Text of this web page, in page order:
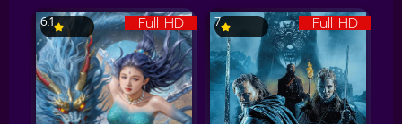
Full HD
6.1 Full HD
7